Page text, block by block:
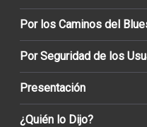
Por los Caminos del
Por Seguridad de los
Presentación
¿Quién lo Dijo?